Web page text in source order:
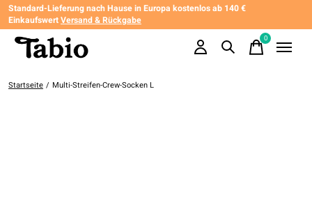
Standard-Lieferung nach Hause in Europa kostenlos ab 140 €
EinkaufswertVersand & Rückgabe
0items
Startseite / Multi-Streifen-Crew-Socken L